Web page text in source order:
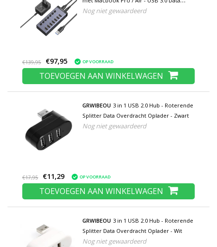
Overdracht Splitter Blauw
Nog niet gewaardeerd
€139,95 €97,95 OP VOORRAAD
TOEVOEGEN AAN WINKELWAGEN
GRWIBEOU 3 in 1 USB 2.0 Hub - Roterende
Splitter Data Overdracht Oplader - Zwart
Nog niet gewaardeerd
€17,95 €11,29 OP VOORRAAD
TOEVOEGEN AAN WINKELWAGEN
GRWIBEOU 3 in 1 USB 2.0 Hub - Roterende
Splitter Data Overdracht Oplader - Wit
Nog niet gewaardeerd